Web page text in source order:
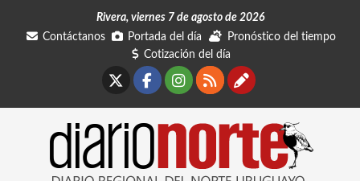
Rivera, viernes 7 de agosto de 2026
Contáctanos
Portada del día
Pronóstico del tiempo
Cotización del día
Facebook
Instagram
RSSContáctanos